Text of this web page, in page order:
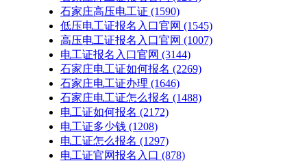
石家庄高压电工证 (1590)
低压电工证报名入口官网 (1545)
高压电工证报名入口官网 (1007)
电工证报名入口官网 (3144)
石家庄电工证如何报名 (2269)
石家庄电工证办理 (1646)
石家庄电工证怎么报名 (1488)
电工证如何报名 (2172)
电工证多少钱 (1208)
电工证怎么报名 (1297)
电工证官网报名入口 (878)